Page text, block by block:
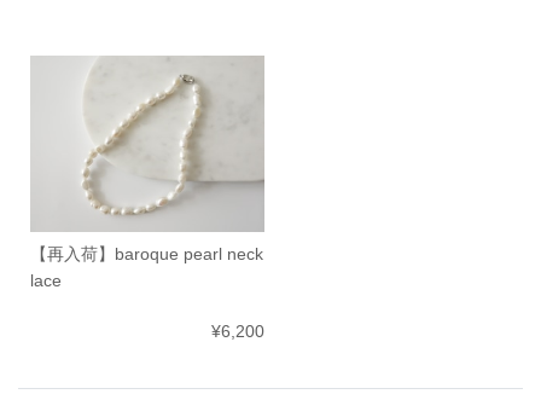
【再入荷】baroque pearl neck
lace
¥6,200